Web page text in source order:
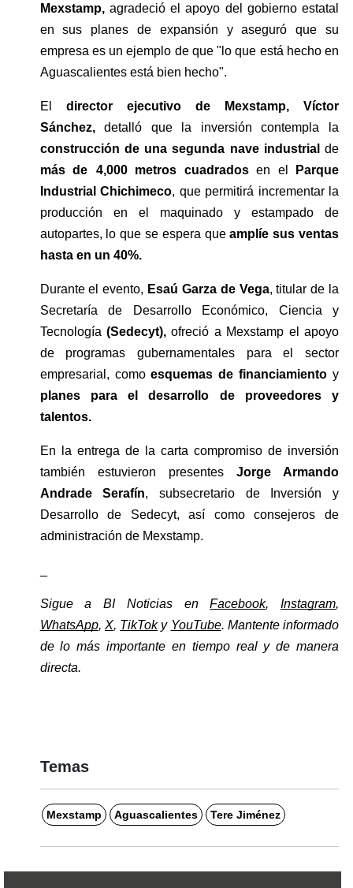
Mexstamp, agradeció el apoyo del gobierno estatal
en sus planes de expansión y aseguró que su
empresa es un ejemplo de que "lo que está hecho en
Aguascalientes está bien hecho".
El director ejecutivo de Mexstamp, Víctor
Sánchez,
construcción de una segunda nave industrial
más de
4,000 metros cuadrados en el
Parque
Industrial Chichimeco, que permitirá incrementar la
producción en el maquinado y estampado de
autopartes, lo que se espera que amplíe sus ventas
hasta en un 40%.
Durante el evento, Esaú Garza de Vega, titular de la
Secretaría de Desarrollo Económico, Ciencia y
Tecnología (Sedecyt), ofreció a Mexstamp el apoyo
de programas gubernamentales para el sector
empresarial, como esquemas de financiamiento
planes para el desarrollo de proveedores y
talentos.
En la entrega de la carta compromiso de inversión
también estuvieron presentes Jorge Armando
Andrade Serafín, subsecretario de Inversión y
Desarrollo de Sedecyt, así como consejeros de
administración de Mexstamp.
Sigue a BI Noticias en Facebook, Instagram,
WhatsApp, X, TikTok y YouTube. Mantente informado
de lo más importante en tiempo real y de manera
directa.
Temas
Mexstamp Aguascalientes Tere Jiménez